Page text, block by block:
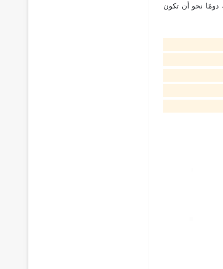
دومًا نحو أن تكون